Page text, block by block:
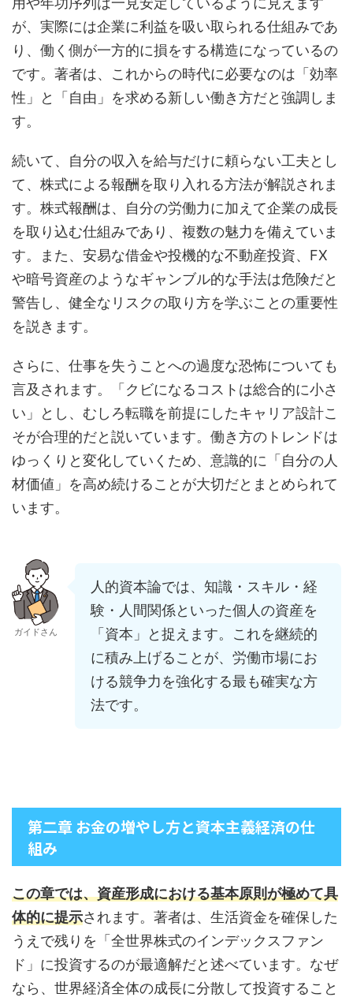
が、実際には企業に利益を吸い取られる仕組みであ
り、働く側が一方的に損をする構造になっているの
です。著者は、これからの時代に必要なのは「効率
性」と「自由」を求める新しい働き方だと強調しま
す。
続いて、自分の収入を給与だけに頼らない工夫とし
て、株式による報酬を取り入れる方法が解説されま
す。株式報酬は、自分の労働力に加えて企業の成長
を取り込む仕組みであり、複数の魅力を備えていま
す。また、安易な借金や投機的な不動産投資、FX
や暗号資産のようなギャンブル的な手法は危険だと
警告し、健全なリスクの取り方を学ぶことの重要性
を説きます。
さらに、仕事を失うことへの過度な恐怖についても
言及されます。「クビになるコストは総合的に小さ
い」とし、むしろ転職を前提にしたキャリア設計こ
そが合理的だと説いています。働き方のトレンドは
ゆっくりと変化していくため、意識的に「自分の人
材価値」を高め続けることが大切だとまとめられて
います。
ガイドさん
人的資本論では、知識・スキル・経
験・人間関係といった個人の資産を
「資本」と捉えます。これを継続的
に積み上げることが、労働市場にお
ける競争力を強化する最も確実な方
法です。
第二章 お金の増やし方と資本主義経済の仕
組み
この章では、資産形成における基本原則が極めて具
体的に提示されます。著者は、生活資金を確保した
うえで残りを「全世界株式のインデックスファン
ド」に投資するのが最適解だと述べています。なぜ
なら、世界経済全体の成長に分散して投資すること